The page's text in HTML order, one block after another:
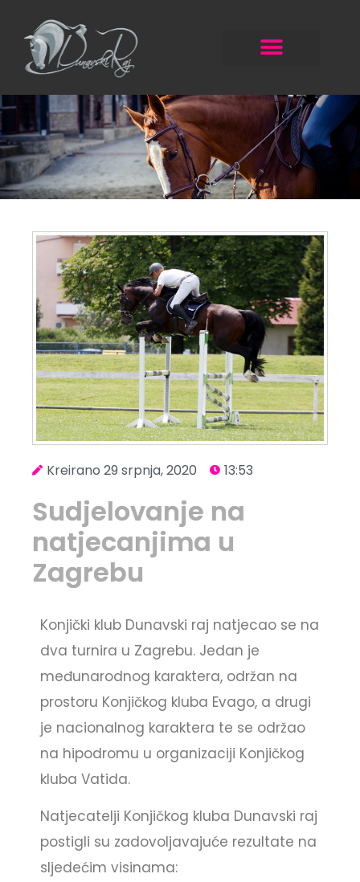
Kreirano 29 srpnja, 2020 13:53
Sudjelovanje na
natjecanjima u
Zagrebu
Konjički klub Dunavski raj natjecao se na
dva turnira u Zagrebu. Jedan je
međunarodnog karaktera, održan na
prostoru Konjičkog kluba Evago, a drugi
je nacionalnog karaktera te se održao
na hipodromu u organizaciji Konjičkog
kluba Vatida.
Natjecatelji Konjičkog kluba Dunavski raj
postigli su zadovoljavajuće rezultate na
sljedećim visinama: